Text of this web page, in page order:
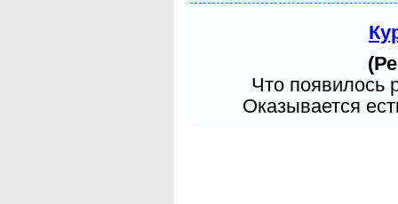
Что появилось
Оказывается